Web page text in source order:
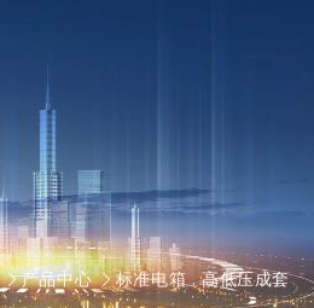
产品中心 标准电箱 . 高低压成套